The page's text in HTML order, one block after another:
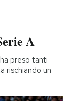
A
preso tanti
rischiando un